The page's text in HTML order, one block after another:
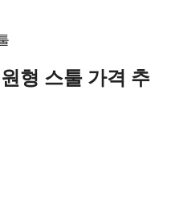
형 스툴 가격 추